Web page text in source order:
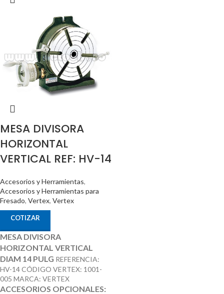
MESA DIVISORA
HORIZONTAL
VERTICAL REF: HV-14
Accesorios y Herramientas,
Accesorios y Herramientas para
Fresado, Vertex, Vertex
COTIZAR
MESA DIVISORA
HORIZONTAL VERTICAL
DIAM 14 PULG REFERENCIA:
HV-14 CÓDIGO VERTEX: 1001-
005 MARCA: VERTEX
ACCESORIOS OPCIONALES: